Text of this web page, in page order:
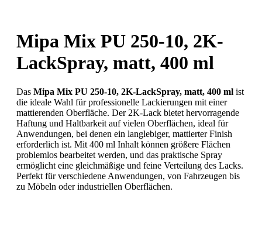
Mipa Mix PU 250-10, 2K-
LackSpray, matt, 400 ml
Das Mipa Mix PU 250-10, 2K-LackSpray, matt, 400 ml ist
die ideale Wahl für professionelle Lackierungen mit einer
mattierenden Oberfläche. Der 2K-Lack bietet hervorragende
Haftung und Haltbarkeit auf vielen Oberflächen, ideal für
Anwendungen, bei denen ein langlebiger, mattierter Finish
erforderlich ist. Mit 400 ml Inhalt können größere Flächen
problemlos bearbeitet werden, und das praktische Spray
ermöglicht eine gleichmäßige und feine Verteilung des Lacks.
Perfekt für verschiedene Anwendungen, von Fahrzeugen bis
zu Möbeln oder industriellen Oberflächen.